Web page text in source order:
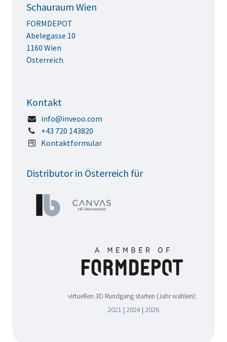
Distributor in Österreich für
virtuellen 3D Rundgang starten (Jahr wählen):
2021 | 2024| 2026
Schauraum Wien
FORMDEPOT
Abelegasse 10
1160 Wien
Österreich
Kontakt
info@inveoo.com
+43 720 143820
Kontaktformular